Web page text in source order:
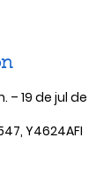
– 19 de jul de
Y4624AFI